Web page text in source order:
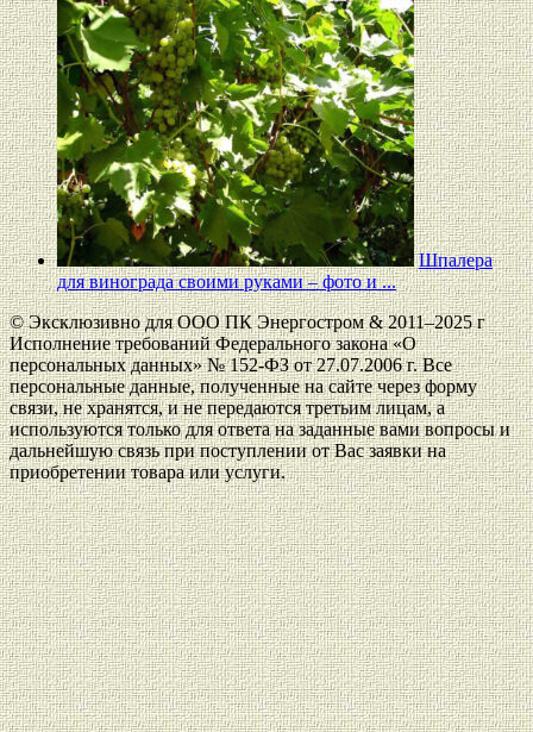
Шпалера
для винограда своими руками – фото и ...
© Эксклюзивно для ООО ПК Энергостром & 2011–2025 г
Исполнение требований Федерального закона «О
персональных данных» № 152-ФЗ от 27.07.2006 г. Все
персональные данные, полученные на сайте через форму
связи, не хранятся, и не передаются третьим лицам, а
используются только для ответа на заданные вами вопросы и
дальнейшую связь при поступлении от Вас заявки на
приобретении товара или услуги.